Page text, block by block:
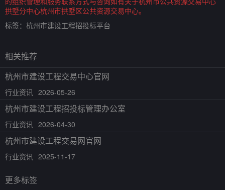
拱墅分中心杭州市拱墅区公共资源交易中心。
标签： 杭州市建设工程招投标平台
相关推荐
杭州市建设工程交易中心官网
行业资讯 2026-05-26
杭州市建设工程招投标管理办公室
行业资讯 2026-04-30
杭州市建设工程交易网官网
行业资讯 2025-11-17
更多标签